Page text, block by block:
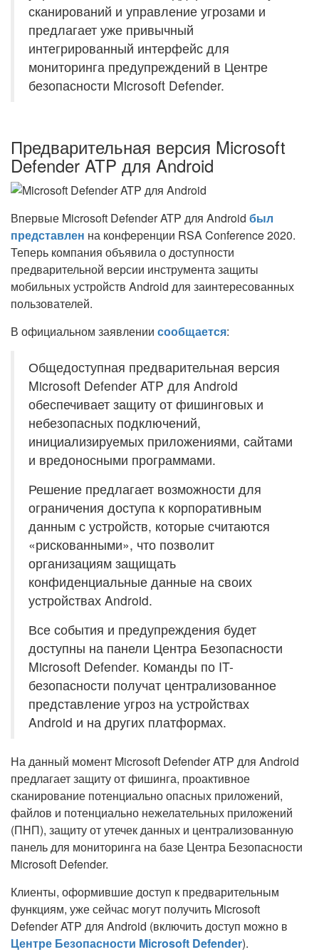
сканирований и управление угрозами и
предлагает уже привычный
интегрированный интерфейс для
мониторинга предупреждений в Центре
безопасности Microsoft Defender.
Предварительная версия Microsoft
Defender ATP для Android
Впервые Microsoft Defender ATP для Android был
представлен на конференции RSA Conference 2020.
Теперь компания объявила о доступности
предварительной версии инструмента защиты
мобильных устройств Android для заинтересованных
пользователей.
В официальном заявлении сообщается:
Общедоступная предварительная версия
Microsoft Defender ATP для Android
обеспечивает защиту от фишинговых и
небезопасных подключений,
инициализируемых приложениями, сайтами
и вредоносными программами.
Решение предлагает возможности для
ограничения доступа к корпоративным
данным с устройств, которые считаются
«рискованными», что позволит
организациям защищать
конфиденциальные данные на своих
устройствах Android.
Все события и предупреждения будет
доступны на панели Центра Безопасности
Microsoft Defender. Команды по IT-
безопасности получат централизованное
представление угроз на устройствах
Android и на других платформах.
На данный момент Microsoft Defender ATP для Android
предлагает защиту от фишинга, проактивное
сканирование потенциально опасных приложений,
файлов и потенциально нежелательных приложений
(ПНП), защиту от утечек данных и централизованную
панель для мониторинга на базе Центра Безопасности
Microsoft Defender.
Клиенты, оформившие доступ к предварительным
функциям, уже сейчас могут получить Microsoft
Defender ATP для Android (включить доступ можно в
Центре Безопасности Microsoft Defender).